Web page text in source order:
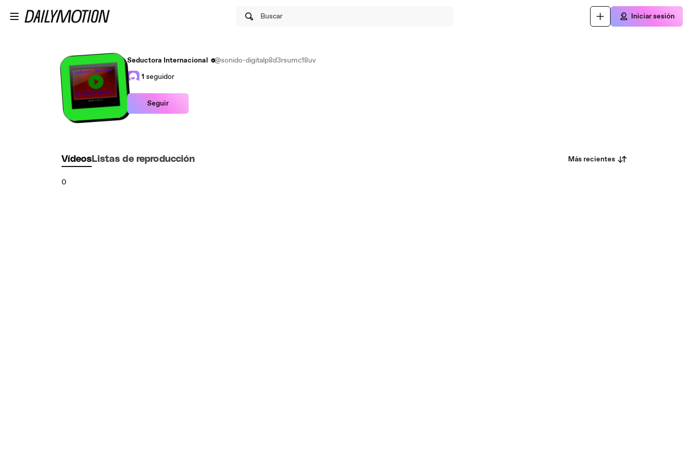
Buscar Iniciar sesión
Seductora Internacional
@sonido-digitalp8d3rsumc18uv
1 seguidor
Seguir
Vídeos Listas de reproducción Más recientes
0